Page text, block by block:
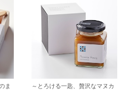
ま
～とろける一匙、贅沢なマヌカ